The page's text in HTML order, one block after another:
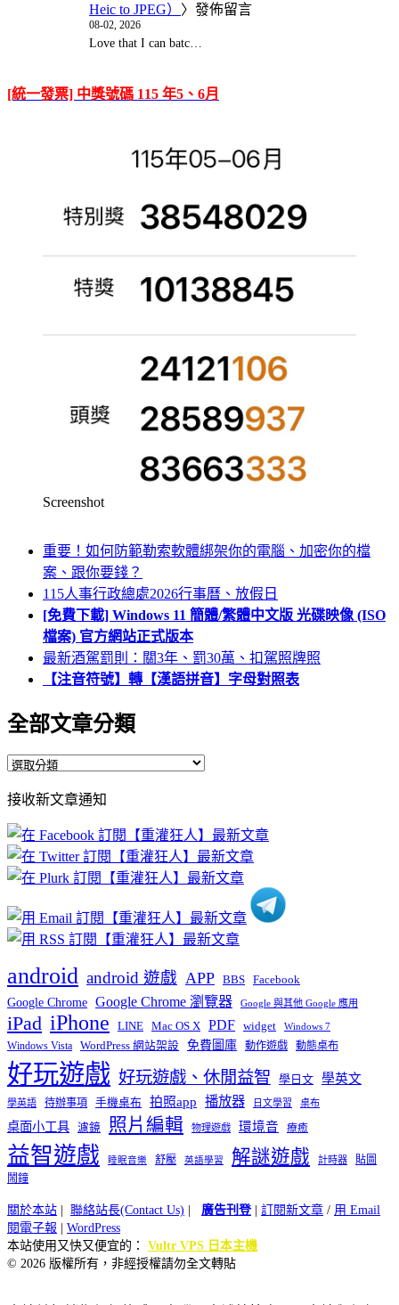
Heic to JPEG） 〉發佈留言
08-02, 2026
Love that I can batc…
[統一發票] 中獎號碼 115 年5、6月
Screenshot
重要！如何防範勒索軟體綁架你的電腦、加密你的檔
案、跟你要錢？
115人事行政總處2026行事曆、放假日
[免費下載] Windows 11 簡體/繁體中文版 光碟映像 (ISO
檔案) 官方網站正式版本
最新酒駕罰則：關3年、罰30萬、扣駕照牌照
【注音符號】轉【漢語拼音】字母對照表
全部文章分類
全
文
章
分
類
接收新文章通知
android android 遊戲 APP BBS Facebook
Google Chrome Google Chrome 瀏覽器 Google 與其他 Google 應用
iPad iPhone LINE Mac OS X PDF widget Windows 7
Windows Vista WordPress 網站架設 免費圖庫 動作遊戲 動態桌布
好玩遊戲 好玩遊戲、休閒益智 學日文 學英文
學英語 待辦事項 手機桌布 拍照app 播放器 日文學習 桌布
桌面小工具 濾鏡 照片編輯 物理遊戲 環境音 療癒
益智遊戲 睡眠音樂 舒壓 英語學習 解謎遊戲 計時器
貼圖
鬧鐘
關於本站 聯絡站長(Contact Us) 廣告刊登| 訂閱新文章 / 用 Email
閱電子報
WordPress
本站使用又快又便宜的： Vultr VPS 日本主機
© 2026 版權所有，非經授權請勿全文轉貼